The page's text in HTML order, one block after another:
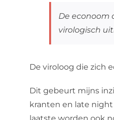
De econoom
virologisch
De viroloog die zich
Dit gebeurt mijns
kranten en late night